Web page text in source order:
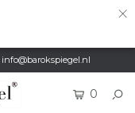
×
info@barokspiegel.nl
0